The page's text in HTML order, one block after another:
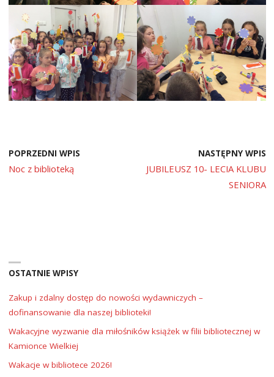
POPRZEDNI WPIS
Noc z biblioteką
NASTĘPNY WPIS
JUBILEUSZ 10- LECIA KLUBU
SENIORA
OSTATNIE WPISY
Zakup i zdalny dostęp do nowości wydawniczych –
dofinansowanie dla naszej biblioteki!
Wakacyjne wyzwanie dla miłośników książek w filii bibliotecznej w
Kamionce Wielkiej
Wakacje w bibliotece 2026!